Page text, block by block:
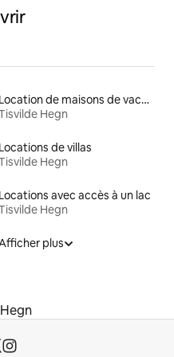
Location de maisons de vacances
Hegn
Locations de villas
Hegn
Locations avec accès à un lac
Hegn
plus